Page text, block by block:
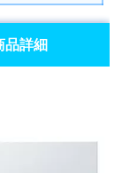
品詳細